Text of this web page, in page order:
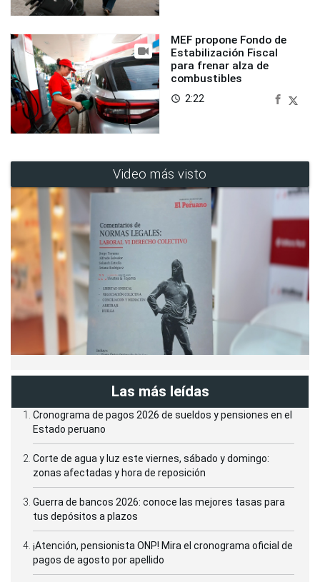
MEF propone Fondo de
Estabilización Fiscal
para frenar alza de
combustibles
access_time 2:22
Video más visto
Las más leídas
Cronograma de pagos 2026 de sueldos y pensiones en el
Estado peruano
Corte de agua y luz este viernes, sábado y domingo:
zonas afectadas y hora de reposición
Guerra de bancos 2026: conoce las mejores tasas para
tus depósitos a plazos
¡Atención, pensionista ONP! Mira el cronograma oficial de
pagos de agosto por apellido